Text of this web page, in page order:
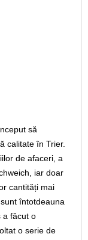
să
calitate în Trier.
de afaceri, a
iar doar
cantități mai
întotdeauna
a făcut o
o serie de